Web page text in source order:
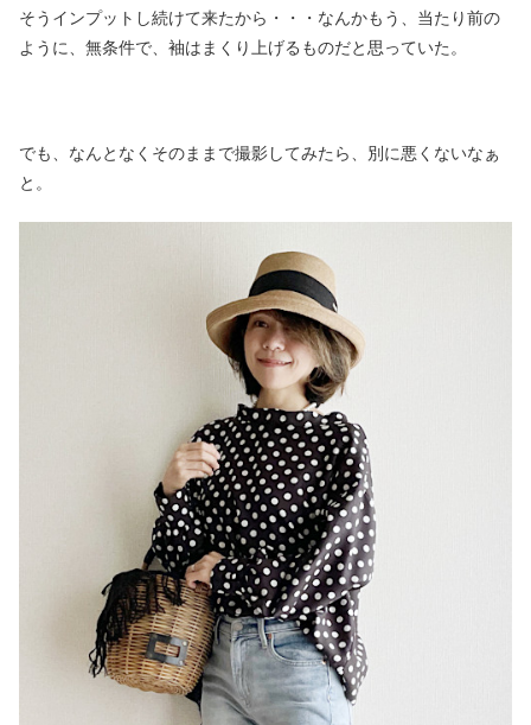
そうインプットし続けて来たから・・・なんかもう、当たり前の
ように、無条件で、袖はまくり上げるものだと思っていた。
でも、なんとなくそのままで撮影してみたら、別に悪くないなぁ
と。